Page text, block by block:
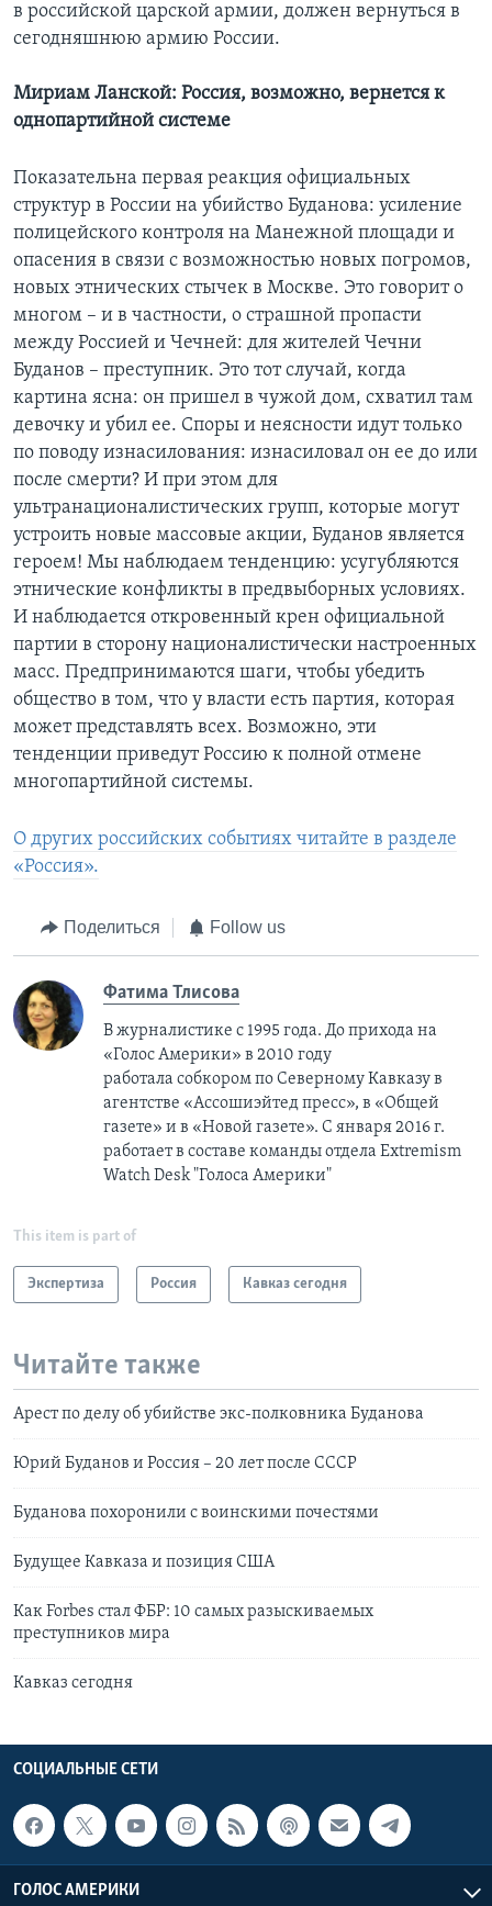
в российской царской армии, должен вернуться в
сегодняшнюю армию России.
Мириам Ланской: Россия, возможно, вернется к
однопартийной системе
Показательна первая реакция официальных
структур в России на убийство Буданова: усиление
полицейского контроля на Манежной площади и
опасения в связи с возможностью новых погромов,
новых этнических стычек в Москве. Это говорит о
многом – и в частности, о страшной пропасти
между Россией и Чечней: для жителей Чечни
Буданов – преступник. Это тот случай, когда
картина ясна: он пришел в чужой дом, схватил там
девочку и убил ее. Споры и неясности идут только
по поводу изнасилования: изнасиловал он ее до или
после смерти? И при этом для
ультранационалистических групп, которые могут
устроить новые массовые акции, Буданов является
героем! Мы наблюдаем тенденцию: усугубляются
этнические конфликты в предвыборных условиях.
И наблюдается откровенный крен официальной
партии в сторону националистически настроенных
масс. Предпринимаются шаги, чтобы убедить
общество в том, что у власти есть партия, которая
может представлять всех. Возможно, эти
тенденции приведут Россию к полной отмене
многопартийной системы.
О других российских событиях читайте в разделе
«Россия».
Поделиться Follow us
Фатима Тлисовa
В журналистике с 1995 года. До прихода на
«Голос Америки» в 2010 году
работала собкором по Северному Кавказу в
агентстве «Ассошиэйтед пресс», в «Общей
газете» и в «Новой газете». С января 2016 г.
работает в составе команды отдела Extremism
Watch Desk "Голоса Америки"
This item is part of
Экспертиза Россия Кавказ сегодня
Читайте также
Арест по делу об убийстве экс-полковника Буданова
Юрий Буданов и Россия – 20 лет после СССР
Буданова похоронили с воинскими почестями
Будущее Кавказа и позиция США
Как Forbes стал ФБР: 10 самых разыскиваемых
преступников мира
Кавказ сегодня
СОЦИАЛЬНЫЕ СЕТИ
ГОЛОС АМЕРИКИ